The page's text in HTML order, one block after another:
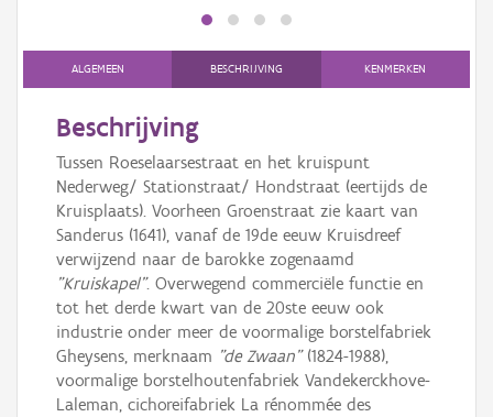
AanmeldenALGEMEEN BESCHRIJVING KENMERKEN
Beschrijving
Tussen Roeselaarsestraat en het kruispunt
Nederweg/ Stationstraat/ Hondstraat (eertijds de
Kruisplaats). Voorheen Groenstraat zie kaart van
Sanderus (1641), vanaf de 19de eeuw Kruisdreef
verwijzend naar de barokke zogenaamd
"Kruiskapel". Overwegend commerciële functie en
tot het derde kwart van de 20ste eeuw ook
industrie onder meer de voormalige borstelfabriek
Gheysens, merknaam "de Zwaan"(1824-1988),
voormalige borstelhoutenfabriek Vandekerckhove-
Laleman, cichoreifabriek La rénommée des